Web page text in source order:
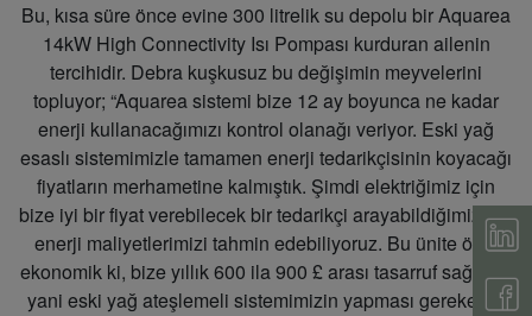
Bu, kısa süre önce evine 300 litrelik su depolu bir Aquarea
14kW High Connectivity Isı Pompası kurduran ailenin
tercihidir. Debra kuşkusuz bu değişimin meyvelerini
topluyor; “Aquarea sistemi bize 12 ay boyunca ne kadar
enerji kullanacağımızı kontrol olanağı veriyor. Eski yağ
esaslı sistemimizle tamamen enerji tedarikçisinin koyacağı
fiyatların merhametine kalmıştık. Şimdi elektriğimiz için
bize iyi bir fiyat verebilecek bir tedarikçi arayabildiğimizden
enerji maliyetlerimizi tahmin edebiliyoruz. Bu ünite öyle
ekonomik ki, bize yıllık 600 ila 900 £ arası tasarruf sağlıyor;
yani eski yağ ateşlemeli sistemimizin yapması gerekeni."